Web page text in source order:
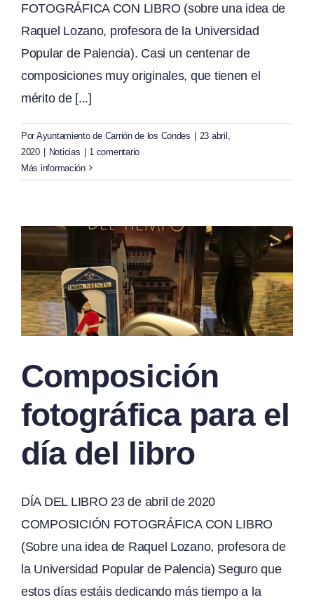
FOTOGRÁFICA CON LIBRO (sobre una idea de
Raquel Lozano, profesora de la Universidad
Popular de Palencia). Casi un centenar de
composiciones muy originales, que tienen el
mérito de [...]
Por Ayuntamiento de Carrión de los Condes | 23 abril,
2020 | Noticias | 1 comentario
Más información
Composición
fotográfica para el
día del libro
DÍA DEL LIBRO 23 de abril de 2020
COMPOSICIÓN FOTOGRÁFICA CON LIBRO
(Sobre una idea de Raquel Lozano, profesora de
la Universidad Popular de Palencia) Seguro que
estos días estáis dedicando más tiempo a la